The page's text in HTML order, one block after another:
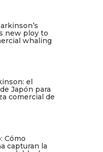
new ploy to
whaling
el
Japón para
comercial de
Cómo
capturan la
tu
así
y